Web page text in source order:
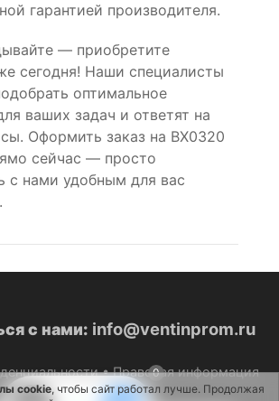
0
гарантией производителя.
— приобретите
сегодня! Наши специалисты
оптимальное
ваших задач и ответят на
Оформить заказ на BX0320
сейчас — просто
с нами удобным для вас
с нами: info@ventinprom.ru
•Правовая информация
cookie, чтобы сайт работал лучше. Продолжая